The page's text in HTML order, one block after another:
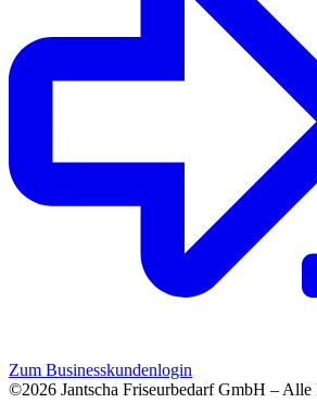
Zum Businesskundenlogin
©2026 Jantscha Friseurbedarf GmbH – Alle